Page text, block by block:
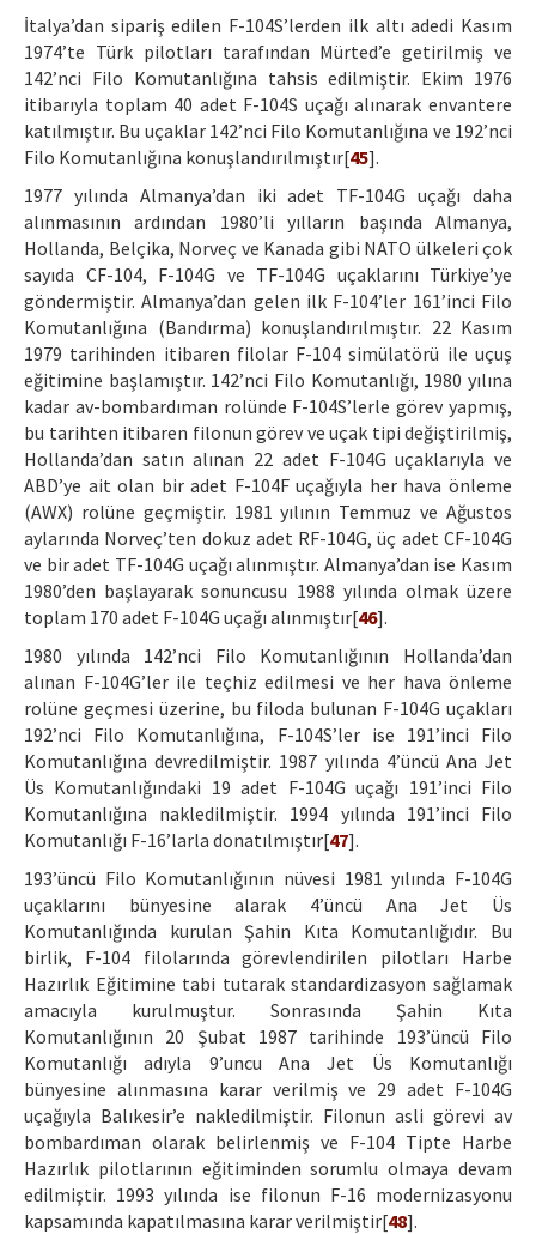
İtalya’dan sipariş edilen F-104S’lerden ilk altı adedi Kasım
1974’te Türk pilotları tarafından Mürted’e getirilmiş ve
142’nci Filo Komutanlığına tahsis edilmiştir. Ekim 1976
itibarıyla toplam 40 adet F-104S uçağı alınarak envantere
katılmıştır. Bu uçaklar 142’nci Filo Komutanlığına ve 192’nci
Filo Komutanlığına konuşlandırılmıştır[45].
1977 yılında Almanya’dan iki adet TF-104G uçağı daha
alınmasının ardından 1980’li yılların başında Almanya,
Hollanda, Belçika, Norveç ve Kanada gibi NATO ülkeleri çok
sayıda CF-104, F-104G ve TF-104G uçaklarını Türkiye’ye
göndermiştir. Almanya’dan gelen ilk F-104’ler 161’inci Filo
Komutanlığına (Bandırma) konuşlandırılmıştır. 22 Kasım
1979 tarihinden itibaren filolar F-104 simülatörü ile uçuş
eğitimine başlamıştır. 142’nci Filo Komutanlığı, 1980 yılına
kadar av-bombardıman rolünde F-104S’lerle görev yapmış,
bu tarihten itibaren filonun görev ve uçak tipi değiştirilmiş,
Hollanda’dan satın alınan 22 adet F-104G uçaklarıyla ve
ABD’ye ait olan bir adet F-104F uçağıyla her hava önleme
(AWX) rolüne geçmiştir. 1981 yılının Temmuz ve Ağustos
aylarında Norveç’ten dokuz adet RF-104G, üç adet CF-104G
ve bir adet TF-104G uçağı alınmıştır. Almanya’dan ise Kasım
1980’den başlayarak sonuncusu 1988 yılında olmak üzere
toplam 170 adet F-104G uçağı alınmıştır[46].
1980 yılında 142’nci Filo Komutanlığının Hollanda’dan
alınan F-104G’ler ile teçhiz edilmesi ve her hava önleme
rolüne geçmesi üzerine, bu filoda bulunan F-104G uçakları
192’nci Filo Komutanlığına, F-104S’ler ise 191’inci Filo
Komutanlığına devredilmiştir. 1987 yılında 4’üncü Ana Jet
Üs Komutanlığındaki 19 adet F-104G uçağı 191’inci Filo
Komutanlığına nakledilmiştir. 1994 yılında 191’inci Filo
Komutanlığı F-16’larla donatılmıştır[47].
193’üncü Filo Komutanlığının nüvesi 1981 yılında F-104G
uçaklarını bünyesine alarak 4’üncü Ana Jet Üs
Komutanlığında kurulan Şahin Kıta Komutanlığıdır. Bu
birlik, F-104 filolarında görevlendirilen pilotları Harbe
Hazırlık Eğitimine tabi tutarak standardizasyon sağlamak
amacıyla kurulmuştur. Sonrasında Şahin Kıta
Komutanlığının 20 Şubat 1987 tarihinde 193’üncü Filo
Komutanlığı adıyla 9’uncu Ana Jet Üs Komutanlığı
bünyesine alınmasına karar verilmiş ve 29 adet F-104G
uçağıyla Balıkesir’e nakledilmiştir. Filonun asli görevi av
bombardıman olarak belirlenmiş ve F-104 Tipte Harbe
Hazırlık pilotlarının eğitiminden sorumlu olmaya devam
edilmiştir. 1993 yılında ise filonun F-16 modernizasyonu
kapsamında kapatılmasına karar verilmiştir[48].